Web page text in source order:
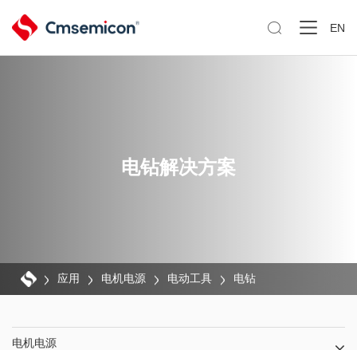
 EN
电钻解决方案
应用 电机电源 电动工具 电钻
电机电源